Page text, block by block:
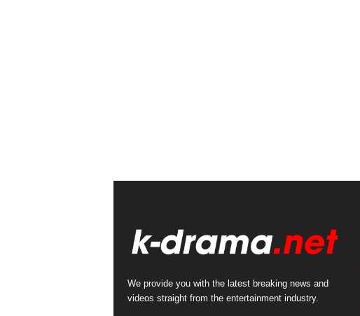
We provide you with the latest breaking news and
videos straight from the entertainment industry.